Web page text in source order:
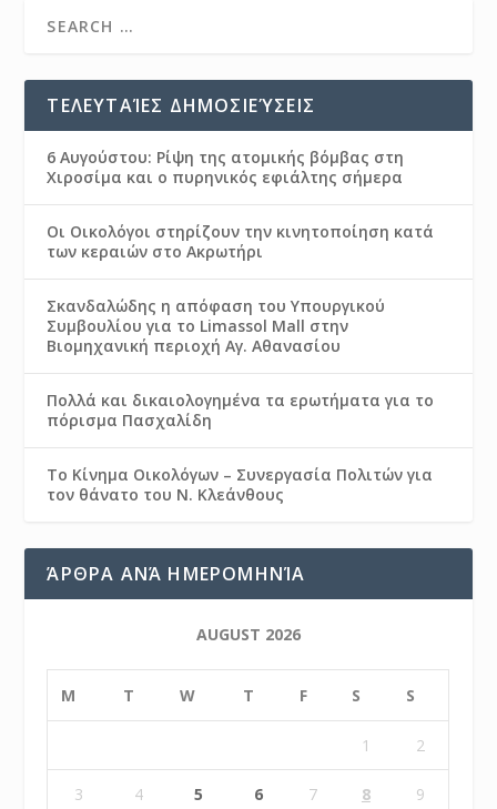
ΤΕΛΕΥΤΑΊΕΣ ΔΗΜΟΣΙΕΎΣΕΙΣ
6 Αυγούστου: Ρίψη της ατομικής βόμβας στη
Χιροσίμα και ο πυρηνικός εφιάλτης σήμερα
Οι Οικολόγοι στηρίζουν την κινητοποίηση κατά
των κεραιών στο Ακρωτήρι
Σκανδαλώδης η απόφαση του Υπουργικού
Συμβουλίου για το Limassol Mall στην
Βιομηχανική περιοχή Αγ. Αθανασίου
Πολλά και δικαιολογημένα τα ερωτήματα για το
πόρισμα Πασχαλίδη
Το Κίνημα Οικολόγων – Συνεργασία Πολιτών για
τον θάνατο του Ν. Κλεάνθους
ΆΡΘΡΑ ΑΝΆ ΗΜΕΡΟΜΗΝΊΑ
AUGUST 2026
M T W T F S S
1 2
3 4 5 6 7 8 9